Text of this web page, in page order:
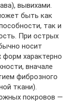
вывихами.
быть как
так и
При острых
носит
форм характерно
вначале
фиброзного
ткани).
покровов —